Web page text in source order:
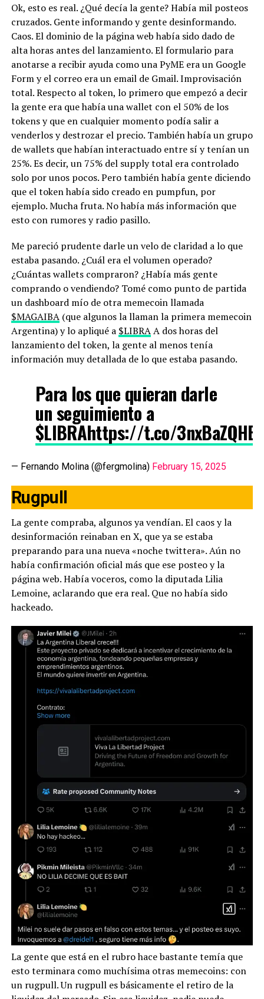
Ok, esto es real. ¿Qué decía la gente? Había mil posteos
cruzados. Gente informando y gente desinformando.
Caos. El dominio de la página web había sido dado de
alta horas antes del lanzamiento. El formulario para
anotarse a recibir ayuda como una PyME era un Google
Form y el correo era un email de Gmail. Improvisación
total. Respecto al token, lo primero que empezó a decir
la gente era que había una wallet con el 50% de los
tokens y que en cualquier momento podía salir a
venderlos y destrozar el precio. También había un grupo
de wallets que habían interactuado entre sí y tenían un
25%. Es decir, un 75% del supply total era controlado
solo por unos pocos. Pero también había gente diciendo
que el token había sido creado en pumpfun, por
ejemplo. Mucha fruta. No había más información que
esto con rumores y radio pasillo.
Me pareció prudente darle un velo de claridad a lo que
estaba pasando. ¿Cuál era el volumen operado?
¿Cuántas wallets compraron? ¿Había más gente
comprando o vendiendo? Tomé como punto de partida
un dashboard mío de otra memecoin llamada
$MAGAIBA(que algunos la llaman la primera memecoin
Argentina) y lo apliqué a $LIBRAA dos horas del
lanzamiento del token, la gente al menos tenía
información muy detallada de lo que estaba pasando.
Para los que quieran darle
un seguimiento a
$LIBRAhttps://t.co/
— Fernando Molina (@fergmolina) February 15, 2025
Rugpull
La gente compraba, algunos ya vendían. El caos y la
desinformación reinaban en X, que ya se estaba
preparando para una nueva «noche twittera». Aún no
había confirmación oficial más que ese posteo y la
página web. Había voceros, como la diputada Lilia
Lemoine, aclarando que era real. Que no había sido
hackeado.
La gente que está en el rubro hace bastante temía que
esto terminara como muchísima otras memecoins: con
un rugpull. Un rugpull es básicamente el retiro de la